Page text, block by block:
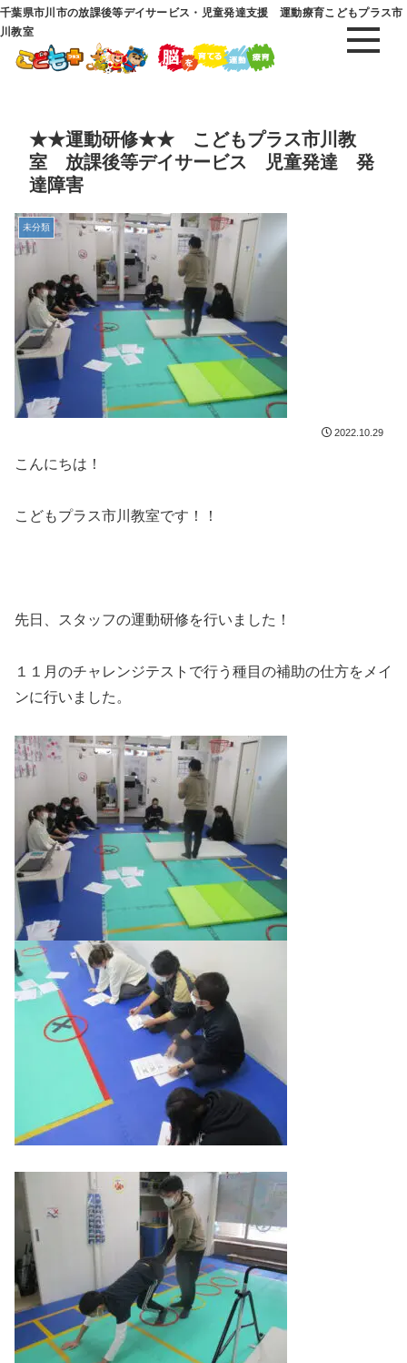
千葉県市川市の放課後等デイサービス・児童発達支援 運動療育こどもプラス市
川教室
★★運動研修★★ こどもプラス市川教
室 放課後等デイサービス 児童発達 発
達障害
未分類
2022.10.29
こんにちは！
こどもプラス市川教室です！！
先日、スタッフの運動研修を行いました！
１１月のチャレンジテストで行う種目の補助の仕方をメイ
ンに行いました。